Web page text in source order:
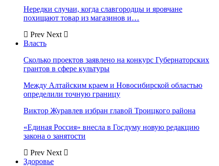
Нередки случаи, когда славгородцы и яровчане
похищают товар из магазинов и…
Prev Next
Власть
Сколько проектов заявлено на конкурс Губернаторских
грантов в сфере культуры
Между Алтайским краем и Новосибирской областью
определили точную границу
Виктор Журавлев избран главой Троицкого района
«Единая Россия» внесла в Госдуму новую редакцию
закона о занятости
Prev Next
Здоровье